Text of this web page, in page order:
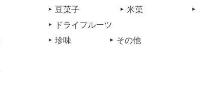
豆菓子
米菓
ドライフルーツ
珍味
その他